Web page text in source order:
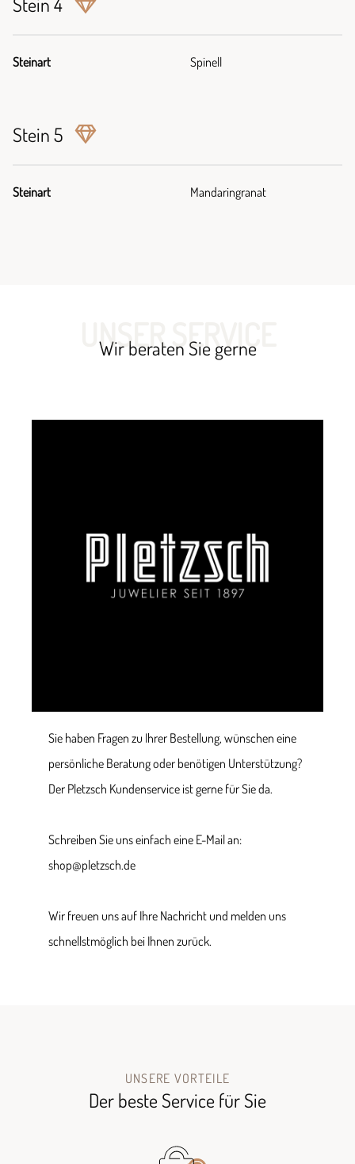
Steinart Spinell
Stein 5
Steinart Mandaringranat
UNSER SERVICE
Wir beraten Sie gerne
Sie haben Fragen zu Ihrer Bestellung, wünschen eine
persönliche Beratung oder benötigen Unterstützung?
Der Pletzsch Kundenservice ist gerne für Sie da.
Schreiben Sie uns einfach eine E-Mail an:
shop@pletzsch.de
Wir freuen uns auf Ihre Nachricht und melden uns
schnellstmöglich bei Ihnen zurück.
UNSERE VORTEILE
Der beste Service für Sie